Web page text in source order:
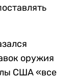
оружия
США «все